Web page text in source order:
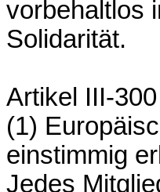
vorbehaltlos
Solidarität.
Artikel III-300
(1)
einstimmig
Jedes